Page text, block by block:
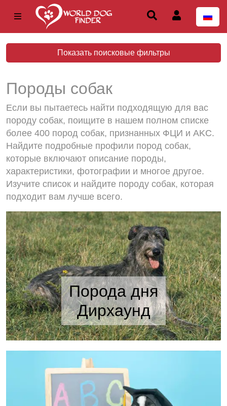
Показать поисковые фильтры
Породы собак
Если вы пытаетесь найти подходящую для вас
породу собак, поищите в нашем полном списке
более 400 пород собак, признанных ФЦИ и AKC.
Найдите подробные профили пород собак,
которые включают описание породы,
характеристики, фотографии и многое другое.
Изучите список и найдите породу собак, которая
подходит вам лучше всего.
Порода дня
Дирхаунд